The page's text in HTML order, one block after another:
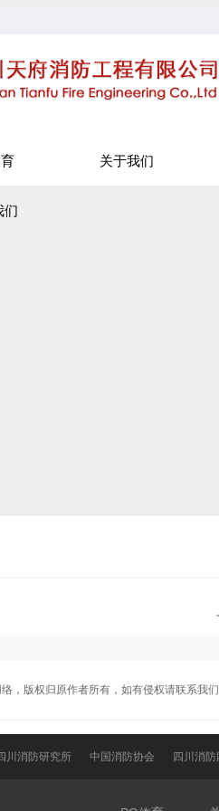
关于我们
们
，版权归原作者所有，如有侵权请联系我
川消防研究所 中国消防协会 四川消防